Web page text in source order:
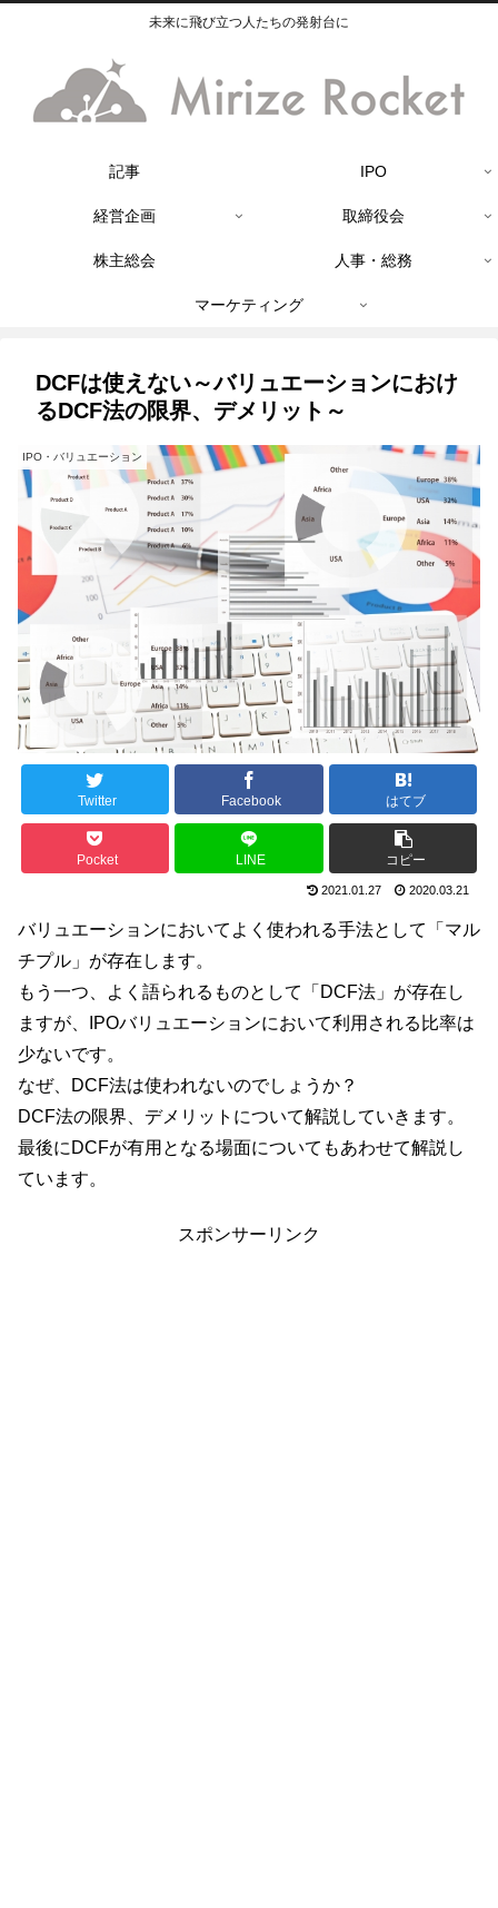
未来に飛び立つ人たちの発射台に
記事 IPO
経営企画 取締役会
株主総会 人事・総務
マーケティング
DCFは使えない～バリュエーションにおけ
るDCF法の限界、デメリット～
IPO・バリュエーション
Twitter Facebook はてブ
Pocket LINE コピー
2021.01.27 2020.03.21
バリュエーションにおいてよく使われる手法として「マル
チプル」が存在します。
もう一つ、よく語られるものとして「DCF法」が存在し
ますが、IPOバリュエーションにおいて利用される比率は
少ないです。
なぜ、DCF法は使われないのでしょうか？
DCF法の限界、デメリットについて解説していきます。
最後にDCFが有用となる場面についてもあわせて解説し
ています。
スポンサーリンク